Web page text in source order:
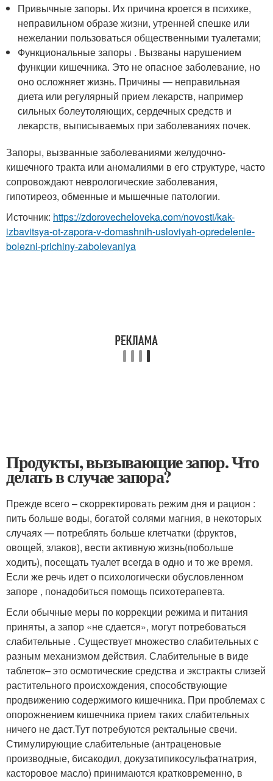
Привычные запоры. Их причина кроется в психике,
неправильном образе жизни, утренней спешке или
нежелании пользоваться общественными туалетами;
Функциональные запоры . Вызваны нарушением
функции кишечника. Это не опасное заболевание, но
оно осложняет жизнь. Причины — неправильная
диета или регулярный прием лекарств, например
сильных болеутоляющих, сердечных средств и
лекарств, выписываемых при заболеваниях почек.
Запоры, вызванные заболеваниями желудочно-
кишечного тракта или аномалиями в его структуре, часто
сопровождают неврологические заболевания,
гипотиреоз, обменные и мышечные патологии.
Источник: https://zdorovecheloveka.com/novosti/kak-
izbavitsya-ot-zapora-v-domashnih-usloviyah-opredelenie-
bolezni-prichiny-zabolevaniya
Продукты, вызывающие запор. Что
делать в случае запора?
Прежде всего – скорректировать режим дня и рацион :
пить больше воды, богатой солями магния, в некоторых
случаях — потреблять больше клетчатки (фруктов,
овощей, злаков), вести активную жизнь(побольше
ходить), посещать туалет всегда в одно и то же время.
Если же речь идет о психологически обусловленном
запоре , понадобиться помощь психотерапевта.
Если обычные меры по коррекции режима и питания
приняты, а запор «не сдается», могут потребоваться
слабительные . Существует множество слабительных с
разным механизмом действия. Слабительные в виде
таблеток– это осмотические средства и экстракты слизей
растительного происхождения, способствующие
продвижению содержимого кишечника. При проблемах с
опорожнением кишечника прием таких слабительных
ничего не даст.Тут потребуются ректальные свечи.
Стимулирующие слабительные (антраценовые
производные, бисакодил, докузатипикосульфатнатрия,
касторовое масло) принимаются кратковременно, в